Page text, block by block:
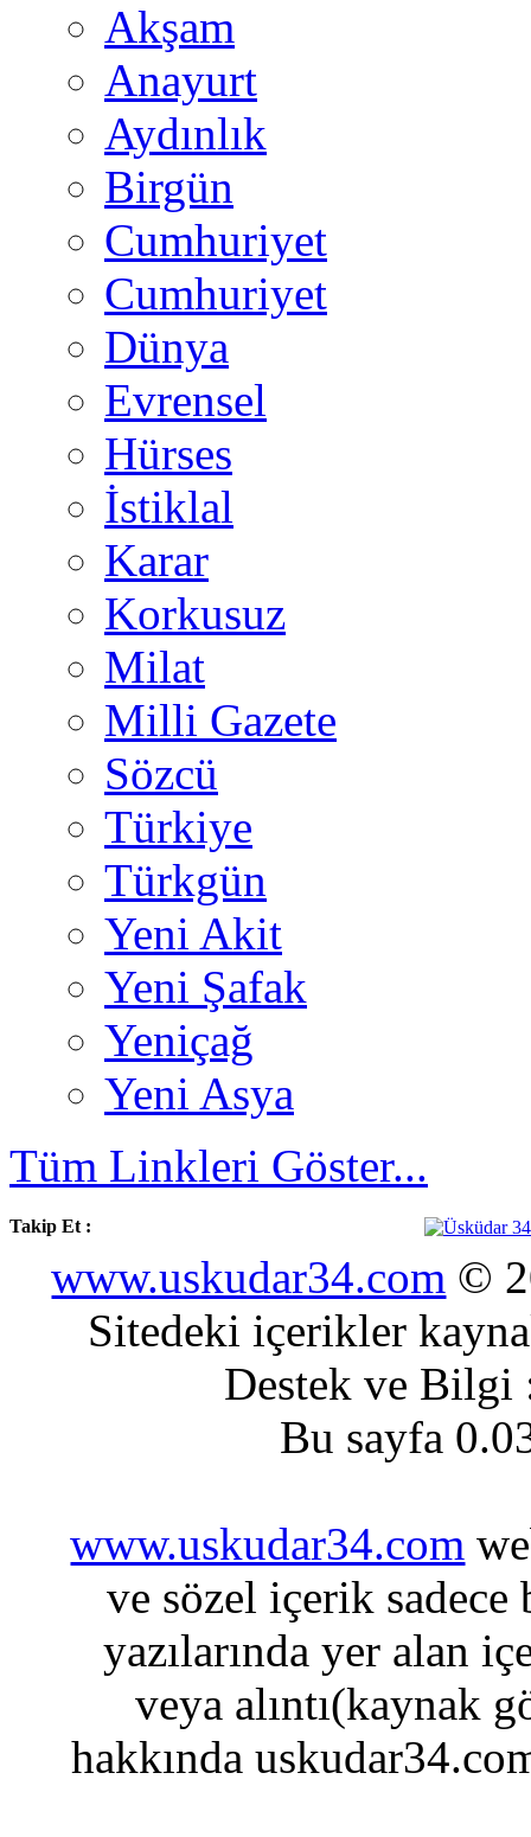
Akşam
Anayurt
Aydınlık
Birgün
Cumhuriyet
Cumhuriyet
Dünya
Evrensel
Hürses
İstiklal
Karar
Korkusuz
Milat
Milli Gazete
Sözcü
Türkiye
Türkgün
Yeni Akit
Yeni Şafak
Yeniçağ
Yeni Asya
Tüm Linkleri Göster...
Takip Et :
www.uskudar34.com ©
Sitedeki içerikler
Destek ve
Bu sayfa
www.uskudar34.com
ve sözel içerik sadece
yazılarında yer alan
veya alıntı(kaynak
hakkında